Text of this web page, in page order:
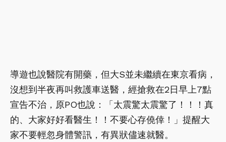
導遊也說醫院有開藥，但大S並未繼續在東京看病，
沒想到半夜再叫救護車送醫，經搶救在2日早上7點
宣告不治，原PO也說：「太震驚太震驚了！！！真
的、大家好好看醫生！！不要心存僥倖！」提醒大
家不要輕忽身體警訊，有異狀儘速就醫。